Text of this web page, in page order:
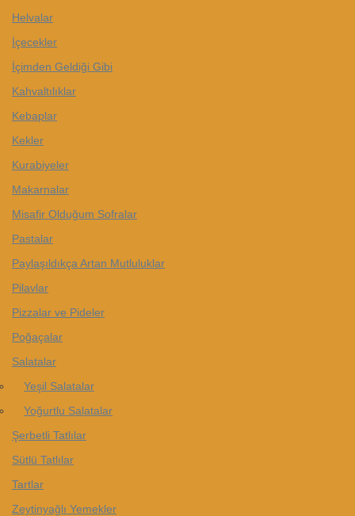
Helvalar
İçecekler
İçimden Geldiği Gibi
Kahvaltılıklar
Kebaplar
Kekler
Kurabiyeler
Makarnalar
Misafir Olduğum Sofralar
Pastalar
Paylaşıldıkça Artan Mutluluklar
Pilavlar
Pizzalar ve Pideler
Poğaçalar
Salatalar
Yeşil Salatalar
Yoğurtlu Salatalar
Şerbetli Tatlılar
Sütlü Tatlılar
Tartlar
Zeytinyağlı Yemekler